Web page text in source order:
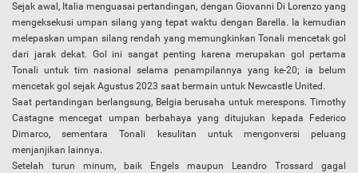
Sejak awal, Italia menguasai pertandingan, dengan Giovanni Di Lorenzo yang
mengeksekusi umpan silang yang tepat waktu dengan Barella. Ia kemudian
melepaskan umpan silang rendah yang memungkinkan Tonali mencetak gol
dari jarak dekat. Gol ini sangat penting karena merupakan gol pertama
Tonali untuk tim nasional selama penampilannya yang ke-20; ia belum
mencetak gol sejak Agustus 2023 saat bermain untuk Newcastle United.
Saat pertandingan berlangsung, Belgia berusaha untuk merespons. Timothy
Castagne mencegat umpan berbahaya yang ditujukan kepada Federico
Dimarco, sementara Tonali kesulitan untuk mengonversi peluang
menjanjikan lainnya.
Setelah turun minum, baik Engels maupun Leandro Trossard gagal